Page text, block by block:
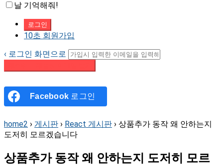
날 기억해줘!
10초 회원가입
‹ 로그인 화면으로
Facebook 로그인
home2 › 게시판 › React 게시판 › 상품추가 동작 왜 안하는지
도저히 모르겠습니다
상품추가 동작 왜 안하는지 도저히 모르